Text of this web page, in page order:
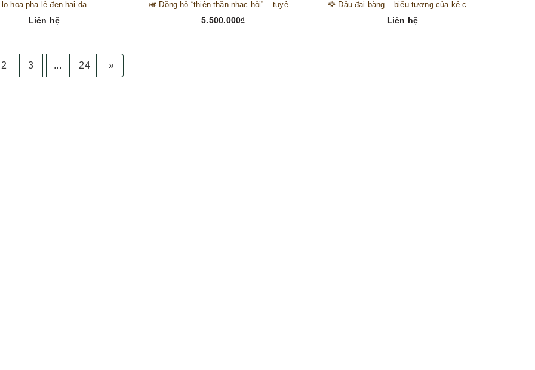
lọ hoa pha lê đen hai da
Liên hệ
🎺 Đồng hồ “thiên thần nhạc hội” – tuyệt mỹ phẩm trang trí phong cách hoàng gia 🎼
5.500.000₫ Liên hệ
2 3 ... 24 »